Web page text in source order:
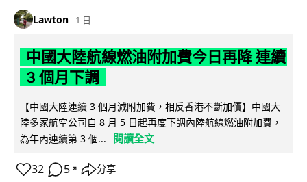
Lawton 1 日
中國大陸航線燃油附加費今日再降 連續
3 個月下調
【中國大陸連續 3 個月減附加費，相反香港不斷加價】中國大
陸多家航空公司自 8 月 5 日起再度下調內陸航線燃油附加費，
為年內連續第 3 個...
閱讀全文
32 5 ↗ 分享